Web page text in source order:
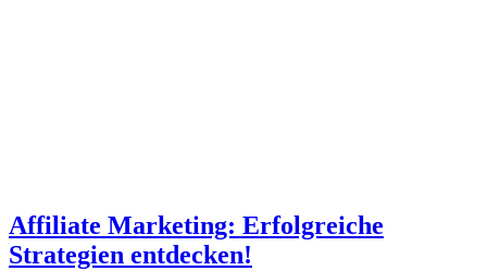
Affiliate Marketing: Erfolgreiche
Strategien entdecken!